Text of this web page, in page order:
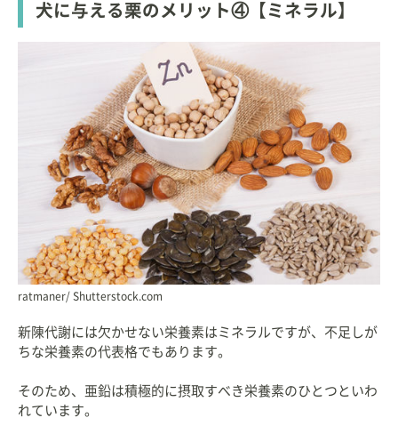
犬に与える栗のメリット④【ミネラル】
ratmaner/ Shutterstock.com
新陳代謝には欠かせない栄養素はミネラルですが、不足しが
ちな栄養素の代表格でもあります。
そのため、亜鉛は積極的に摂取すべき栄養素のひとつといわ
れています。